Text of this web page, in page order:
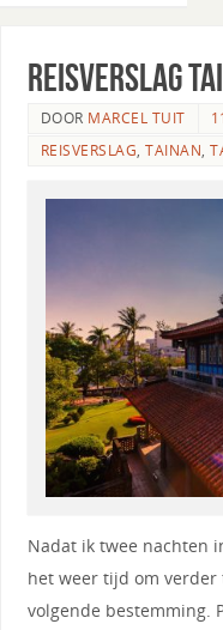
Reisverslag
DOOR MARCEL TUIT
REISVERSLAG,TAINAN,
Nadat ik twee nachten
het weer tijd om verder
volgende bestemming.